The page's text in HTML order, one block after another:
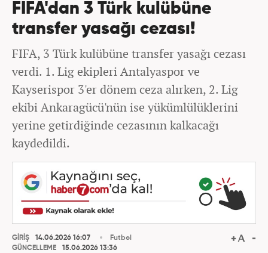
FIFA'dan 3 Türk kulübüne
transfer yasağı cezası!
FIFA, 3 Türk kulübüne transfer yasağı cezası
verdi. 1. Lig ekipleri Antalyaspor ve
Kayserispor 3'er dönem ceza alırken, 2. Lig
ekibi Ankaragücü'nün ise yükümlülüklerini
yerine getirdiğinde cezasının kalkacağı
kaydedildi.
GİRİŞ
14.06.2026 16:07
GÜNCELLEME
15.06.2026 13:36
Futbol